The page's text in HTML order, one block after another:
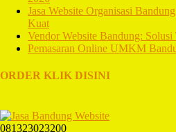
Jasa Website Organisasi
Kuat
Vendor Website Bandung:
Pemasaran Online UMKM
ORDER KLIK DISINI
081323023200